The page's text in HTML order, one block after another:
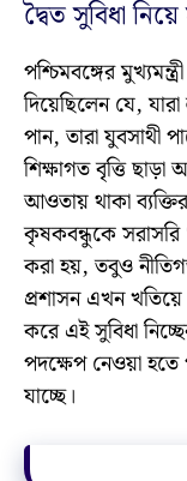
দ্বৈত সুবিধা
পশ্চিমবঙ্গের
দিয়েছিলেন যে, যারা
পান, তারা যুবসাথী
শিক্ষাগত বৃত্তি
আওতায় থাকা
কৃষকবন্ধুকে সরাসরি
করা হয়, তবুও
প্রশাসন এখন
করে এই সুবিধা
পদক্ষেপ নেওয়া হতে
যাচ্ছে।